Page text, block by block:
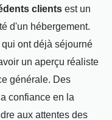
clients est un
d'un hébergement.
ont déjà séjourné
un aperçu réaliste
générale. Des
confiance en la
aux attentes des